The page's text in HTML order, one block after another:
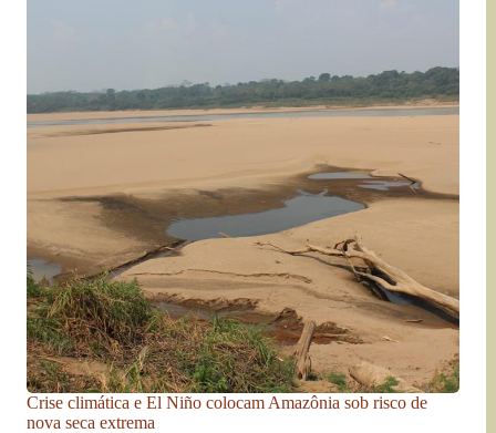
Crise climática e El Niño colocam Amazônia sob risco de
nova seca extrema